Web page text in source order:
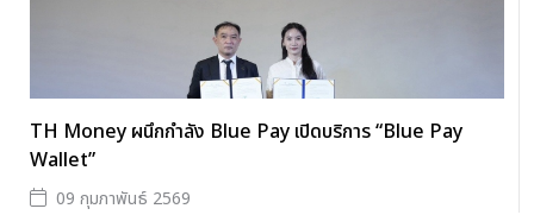
TH Money ผนึกกำลัง Blue Pay เปิดบริการ “Blue Pay
Wallet”
09 กุมภาพันธ์ 2569